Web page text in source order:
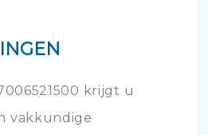
krijgt u
vakkundige